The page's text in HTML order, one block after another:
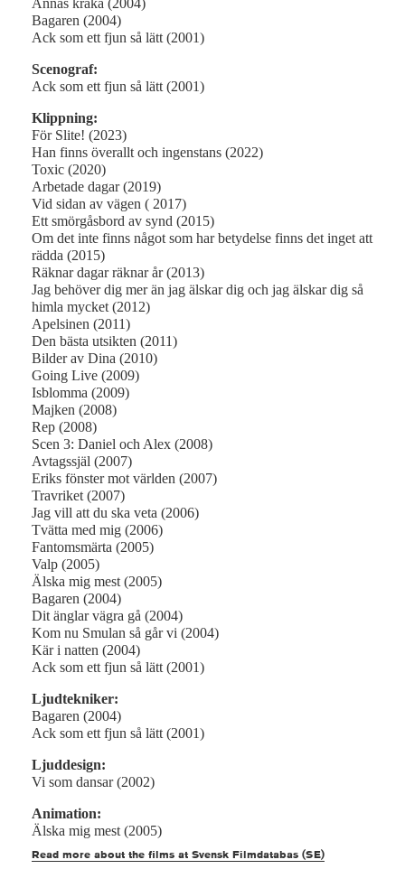
Annas kråka (2004)
Bagaren (2004)
Ack som ett fjun så lätt (2001)
Scenograf:
Ack som ett fjun så lätt (2001)
Klippning:
För Slite! (2023)
Han finns överallt och ingenstans (2022)
Toxic (2020)
Arbetade dagar (2019)
Vid sidan av vägen ( 2017)
Ett smörgåsbord av synd (2015)
Om det inte finns något som har betydelse finns det inget att
rädda (2015)
Räknar dagar räknar år (2013)
Jag behöver dig mer än jag älskar dig och jag älskar dig så
himla mycket (2012)
Apelsinen (2011)
Den bästa utsikten (2011)
Bilder av Dina (2010)
Going Live (2009)
Isblomma (2009)
Majken (2008)
Rep (2008)
Scen 3: Daniel och Alex (2008)
Avtagssjäl (2007)
Eriks fönster mot världen (2007)
Travriket (2007)
Jag vill att du ska veta (2006)
Tvätta med mig (2006)
Fantomsmärta (2005)
Valp (2005)
Älska mig mest (2005)
Bagaren (2004)
Dit änglar vägra gå (2004)
Kom nu Smulan så går vi (2004)
Kär i natten (2004)
Ack som ett fjun så lätt (2001)
Ljudtekniker:
Bagaren (2004)
Ack som ett fjun så lätt (2001)
Ljuddesign:
Vi som dansar (2002)
Animation:
Älska mig mest (2005)
Read more about the films at Svensk Filmdatabas (SE)